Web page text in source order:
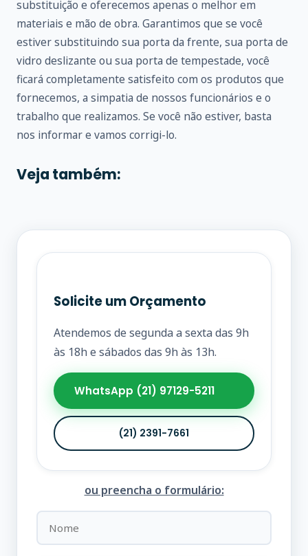
substituição e oferecemos apenas o melhor em
materiais e mão de obra. Garantimos que se você
estiver substituindo sua porta da frente, sua porta de
vidro deslizante ou sua porta de tempestade, você
ficará completamente satisfeito com os produtos que
fornecemos, a simpatia de nossos funcionários e o
trabalho que realizamos. Se você não estiver, basta
nos informar e vamos corrigi-lo.
Veja também:
Solicite um Orçamento
Atendemos de segunda a sexta das 9h
às 18h e sábados das 9h às 13h.
WhatsApp (21) 97129-5211
(21) 2391-7661
ou preencha o formulário: